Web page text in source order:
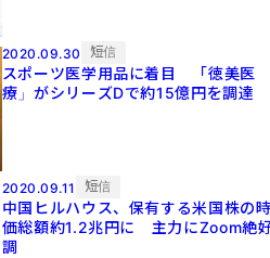
2020.09.30 短信
スポーツ医学用品に着目 「徳美医
療」がシリーズDで約15億円を調達
2020.09.11 短信
中国ヒルハウス、保有する米国株の
価総額約1.2兆円に 主力にZoom絶
調